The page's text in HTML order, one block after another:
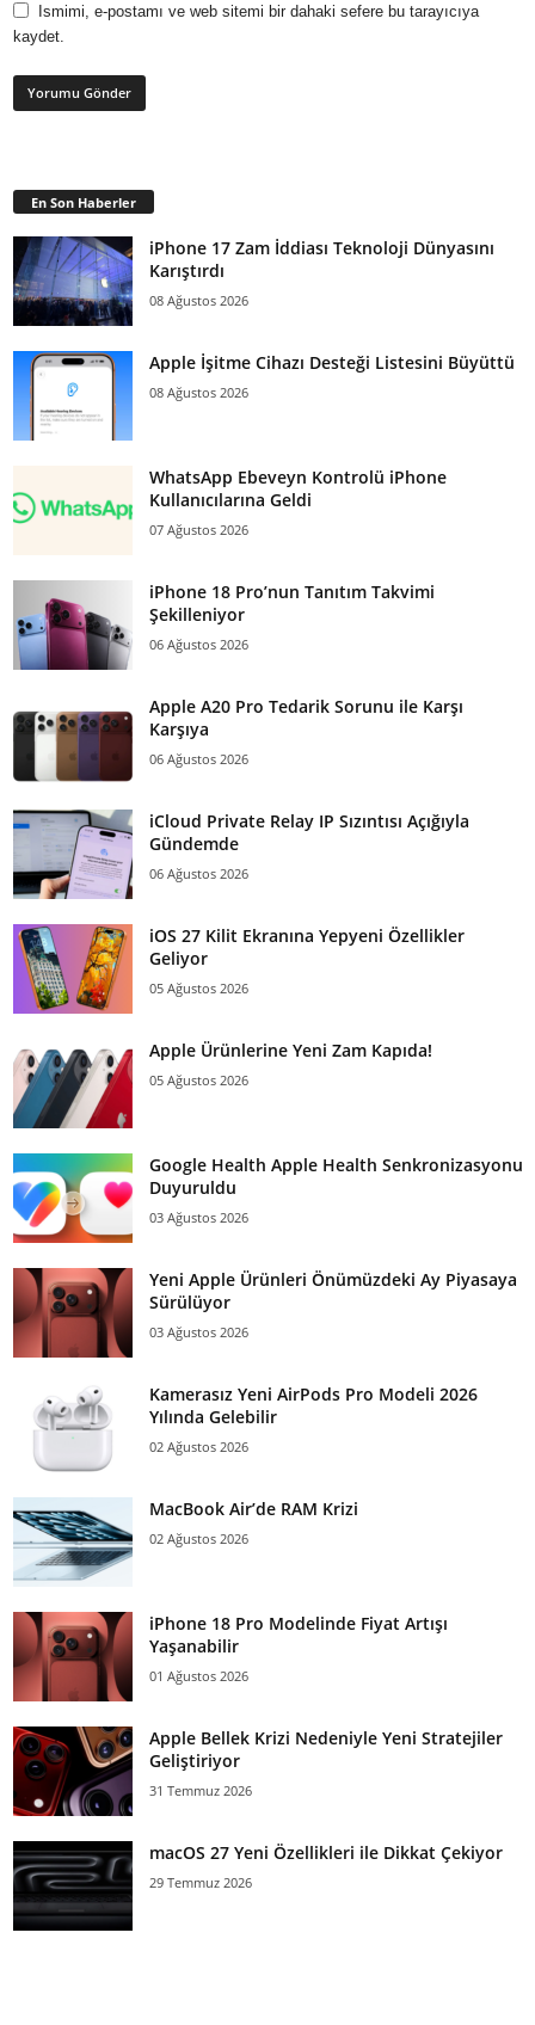
Ismimi, e-postamı ve web sitemi bir dahaki sefere bu tarayıcıya
kaydet.
En Son Haberler
iPhone 17 Zam İddiası Teknoloji Dünyasını
Karıştırdı
08 Ağustos 2026
Apple İşitme Cihazı Desteği Listesini Büyüttü
08 Ağustos 2026
WhatsApp Ebeveyn Kontrolü iPhone
Kullanıcılarına Geldi
07 Ağustos 2026
iPhone 18 Pro’nun Tanıtım Takvimi
Şekilleniyor
06 Ağustos 2026
Apple A20 Pro Tedarik Sorunu ile Karşı
Karşıya
06 Ağustos 2026
iCloud Private Relay IP Sızıntısı Açığıyla
Gündemde
06 Ağustos 2026
iOS 27 Kilit Ekranına Yepyeni Özellikler
Geliyor
05 Ağustos 2026
Apple Ürünlerine Yeni Zam Kapıda!
05 Ağustos 2026
Google Health Apple Health Senkronizasyonu
Duyuruldu
03 Ağustos 2026
Yeni Apple Ürünleri Önümüzdeki Ay Piyasaya
Sürülüyor
03 Ağustos 2026
Kamerasız Yeni AirPods Pro Modeli 2026
Yılında Gelebilir
02 Ağustos 2026
MacBook Air’de RAM Krizi
02 Ağustos 2026
iPhone 18 Pro Modelinde Fiyat Artışı
Yaşanabilir
01 Ağustos 2026
Apple Bellek Krizi Nedeniyle Yeni Stratejiler
Geliştiriyor
31 Temmuz 2026
macOS 27 Yeni Özellikleri ile Dikkat Çekiyor
29 Temmuz 2026